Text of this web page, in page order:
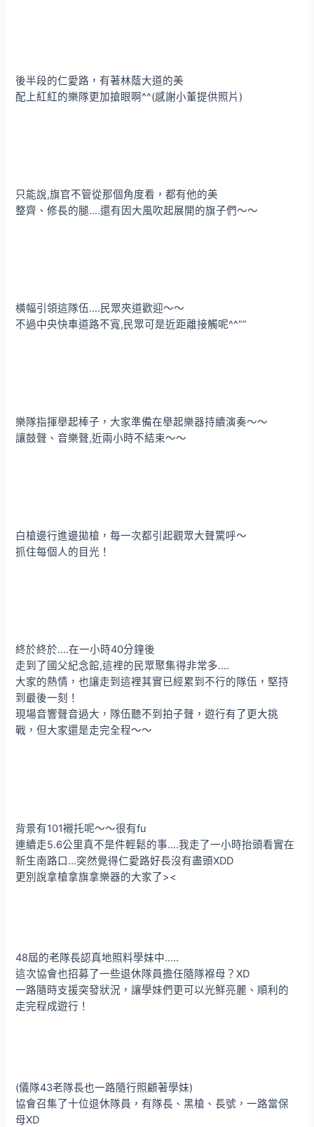
後半段的仁愛路，有著林蔭大道的美
配上紅紅的樂隊更加搶眼啊^^(感謝小董提供照片)
只能說,旗官不管從那個角度看，都有他的美
整齊、修長的腿….還有因大風吹起展開的旗子們～～
橫幅引領這隊伍….民眾夾道歡迎～～
不過中央快車道路不寬,民眾可是近距離接觸呢^^””
樂隊指揮舉起棒子，大家準備在舉起樂器持續演奏～～
讓鼓聲、音樂聲,近兩小時不結束～～
白槍邊行進邊拋槍，每一次都引起觀眾大聲驚呼～
抓住每個人的目光！
終於終於….在一小時40分鐘後
走到了國父紀念館,這裡的民眾聚集得非常多….
大家的熱情，也讓走到這裡其實已經累到不行的隊伍，堅持
到最後一刻！
現場音響聲音過大，隊伍聽不到拍子聲，遊行有了更大挑
戰，但大家還是走完全程～～
背景有101襯托呢～～很有fu
連續走5.6公里真不是件輕鬆的事….我走了一小時抬頭看實在
新生南路口…突然覺得仁愛路好長沒有盡頭XDD
更別說拿槍拿旗拿樂器的大家了><
48屆的老隊長認真地照料學妹中…..
這次協會也招募了一些退休隊員擔任隨隊褓母？XD
一路隨時支援突發狀況，讓學妹們更可以光鮮亮麗、順利的
走完程成遊行！
(儀隊43老隊長也一路隨行照顧著學妹)
協會召集了十位退休隊員，有隊長、黑槍、長號，一路當保
母XD